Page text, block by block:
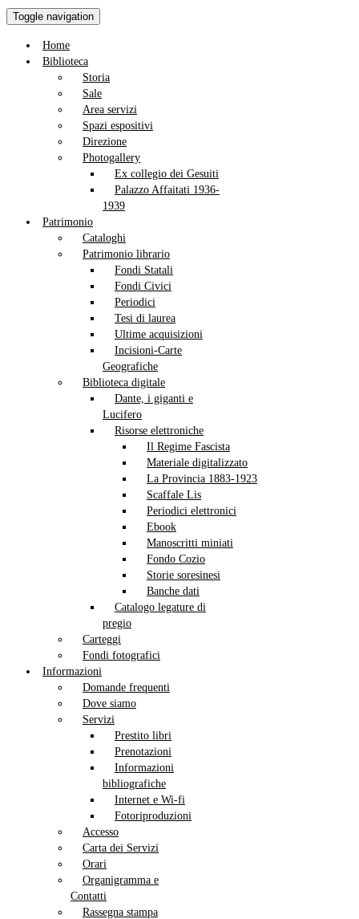
Toggle navigation
Home
Biblioteca
Storia
Sale
Area servizi
Spazi espositivi
Direzione
Photogallery
Ex collegio dei Gesuiti
Palazzo Affaitati 1936-
1939
Patrimonio
Cataloghi
Patrimonio librario
Fondi Statali
Fondi Civici
Periodici
Tesi di laurea
Ultime acquisizioni
Incisioni-Carte
Geografiche
Biblioteca digitale
Dante, i giganti e
Lucifero
Risorse elettroniche
Il Regime Fascista
Materiale digitalizzato
La Provincia 1883-1923
Scaffale Lis
Periodici elettronici
Ebook
Manoscritti miniati
Fondo Cozio
Storie soresinesi
Banche dati
Catalogo legature di
pregio
Carteggi
Fondi fotografici
Informazioni
Domande frequenti
Dove siamo
Servizi
Prestito libri
Prenotazioni
Informazioni
bibliografiche
Internet e Wi-fi
Fotoriproduzioni
Accesso
Carta dei Servizi
Orari
Organigramma e
Contatti
Rassegna stampa